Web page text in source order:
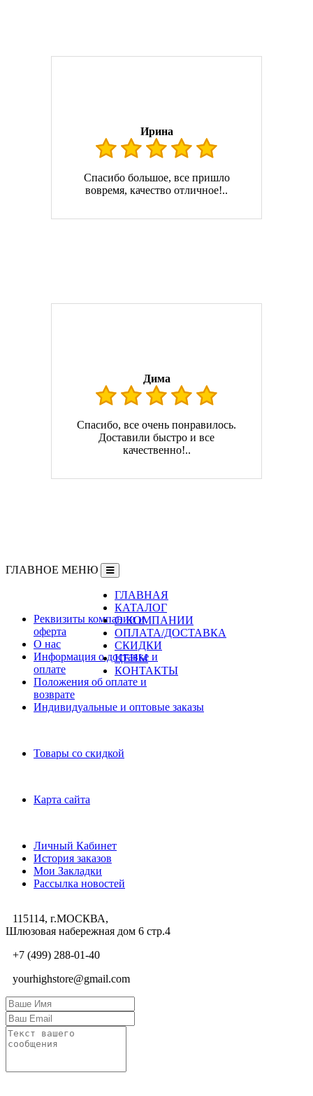
Ирина
Спасибо большое, все пришло
вовремя, качество отличное!..
Дима
Спасибо, все очень понравилось.
Доставили быстро и все
качественно!..
ГЛАВНОЕ МЕНЮ
ГЛАВНАЯ
КАТАЛОГ
О КОМПАНИИ
ОПЛАТА/ДОСТАВКА
СКИДКИ
ЦЕНЫ
КОНТАКТЫ
Реквизиты компании и
оферта
О нас
Информация о доставке и
оплате
Положения об оплате и
возврате
Индивидуальные и оптовые заказы
Товары со скидкой
Карта сайта
Личный Кабинет
История заказов
Мои Закладки
Рассылка новостей
115114, г.МОСКВА,
Шлюзовая набережная дом 6 стр.4
+7 (499) 288-01-40
yourhighstore@gmail.com